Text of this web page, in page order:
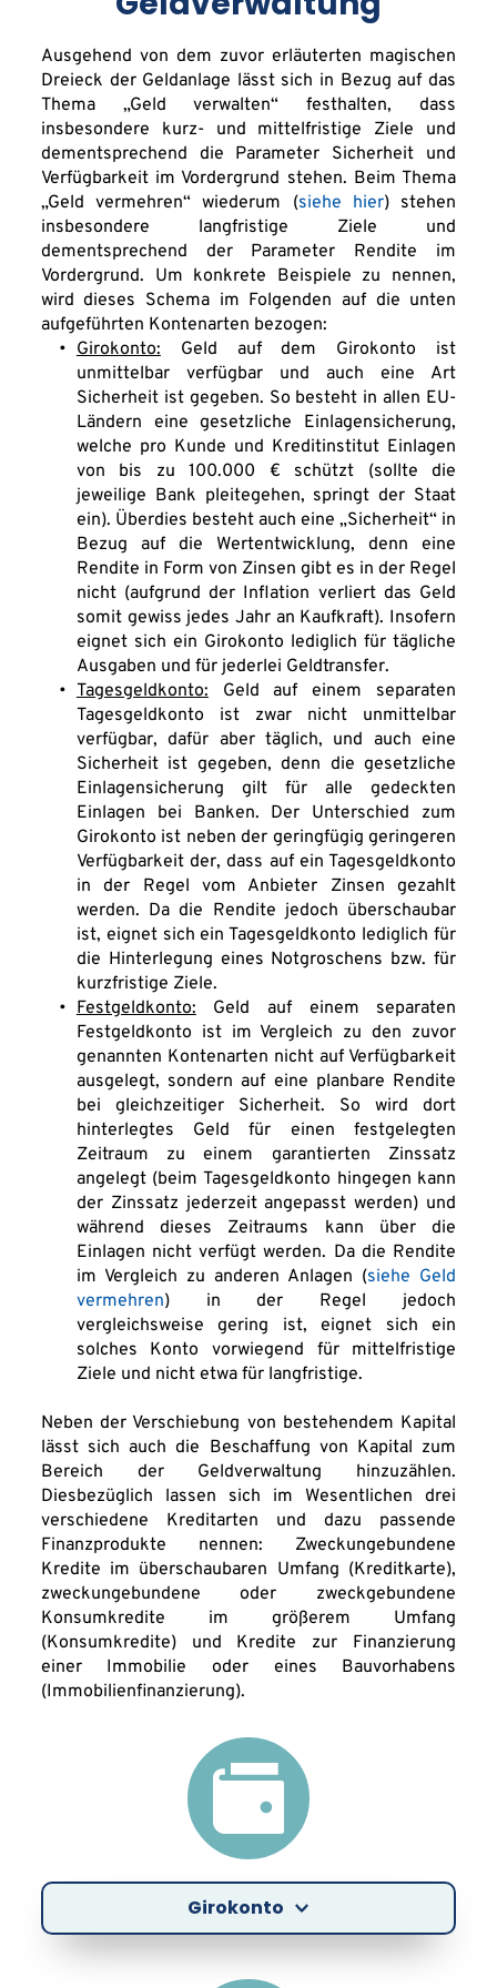
Ausgehend von dem zuvor erläuterten magischen
Dreieck der Geldanlage lässt sich in Bezug auf das
Thema „Geld verwalten“ festhalten, dass
insbesondere kurz- und mittelfristige Ziele und
dementsprechend die Parameter Sicherheit und
Verfügbarkeit im Vordergrund stehen. Beim Thema
„Geld vermehren“ wiederum (siehe hier) stehen
insbesondere langfristige Ziele und
dementsprechend der Parameter Rendite im
Vordergrund. Um konkrete Beispiele zu nennen,
wird dieses Schema im Folgenden auf die unten
aufgeführten Kontenarten bezogen:
Girokonto: Geld auf dem Girokonto ist
unmittelbar verfügbar und auch eine Art
Sicherheit ist gegeben. So besteht in allen EU-
Ländern eine gesetzliche Einlagensicherung,
welche pro Kunde und Kreditinstitut Einlagen
von bis zu 100.000 € schützt (sollte die
jeweilige Bank pleitegehen, springt der Staat
ein). Überdies besteht auch eine „Sicherheit“ in
Bezug auf die Wertentwicklung, denn eine
Rendite in Form von Zinsen gibt es in der Regel
nicht (aufgrund der Inflation verliert das Geld
somit gewiss jedes Jahr an Kaufkraft). Insofern
eignet sich ein Girokonto lediglich für tägliche
Ausgaben und für jederlei Geldtransfer.
Tagesgeldkonto: Geld auf einem separaten
Tagesgeldkonto ist zwar nicht unmittelbar
verfügbar, dafür aber täglich, und auch eine
Sicherheit ist gegeben, denn die gesetzliche
Einlagensicherung gilt für alle gedeckten
Einlagen bei Banken. Der Unterschied zum
Girokonto ist neben der geringfügig geringeren
Verfügbarkeit der, dass auf ein Tagesgeldkonto
in der Regel vom Anbieter Zinsen gezahlt
werden. Da die Rendite jedoch überschaubar
ist, eignet sich ein Tagesgeldkonto lediglich für
die Hinterlegung eines Notgroschens bzw. für
kurzfristige Ziele.
Festgeldkonto: Geld auf einem separaten
Festgeldkonto ist im Vergleich zu den zuvor
genannten Kontenarten nicht auf Verfügbarkeit
ausgelegt, sondern auf eine planbare Rendite
bei gleichzeitiger Sicherheit. So wird dort
hinterlegtes Geld für einen festgelegten
Zeitraum zu einem garantierten Zinssatz
angelegt (beim Tagesgeldkonto hingegen kann
der Zinssatz jederzeit angepasst werden) und
während dieses Zeitraums kann über die
Einlagen nicht verfügt werden. Da die Rendite
im Vergleich zu anderen Anlagen (siehe Geld
vermehren) in der Regel jedoch
vergleichsweise gering ist, eignet sich ein
solches Konto vorwiegend für mittelfristige
Ziele und nicht etwa für langfristige.
Neben der Verschiebung von bestehendem Kapital
lässt sich auch die Beschaffung von Kapital zum
Bereich der Geldverwaltung hinzuzählen.
Diesbezüglich lassen sich im Wesentlichen drei
verschiedene Kreditarten und dazu passende
Finanzprodukte nennen: Zweckungebundene
Kredite im überschaubaren Umfang (Kreditkarte),
zweckungebundene oder zweckgebundene
Konsumkredite im größerem Umfang
(Konsumkredite) und Kredite zur Finanzierung
einer Immobilie oder eines Bauvorhabens
(Immobilienfinanzierung).
Girokonto
und Angelpunkt des eigenen Geldkreislaufes